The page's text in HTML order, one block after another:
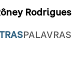
Rodrigues
PALAVRAS